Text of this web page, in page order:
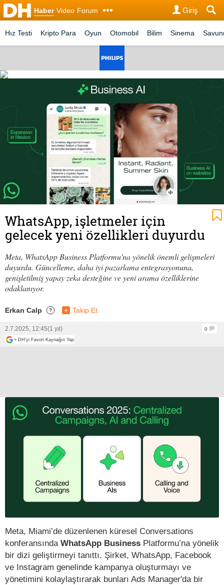
Haber Video Forum Giriş
Hız Testi Kripto Para Oyun Otomobil Bilim Sinema
WhatsApp, işletmeler için
gelecek yeni özellikleri duyurdu
Meta, WhatsApp Business Platformu'na yönelik önemli gelişmeleri
duyurdu. Güncelleme, daha iyi pazarlama entegrasyonuna,
genişletilmiş yapay zeka desteğine ve yeni arama özelliklerine
odaklanıyor.
Erkan Calp ? + Takip Et
2.7.2025, 12:45(1 yıl)
0
+ DH'yi Favori Kaynağın Yap
Meta, Miami’de düzenlenen küresel Conversations
konferansında WhatsApp Business Platformu’na yönelik
bir dizi geliştirmeyi tanıttı. Şirket, WhatsApp, Facebook
ve Instagram genelinde kampanya oluşturmayı ve
yönetimini kolaylaştırarak bunları Ads Manager'da bir